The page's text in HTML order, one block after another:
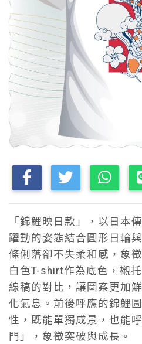
「錦鯉映日款」，以日本
躍動的姿態結合圓形日輪
條俐落卻不失柔和感，象
白色T-shirt作為底色，襯
線稿的對比，讓圖案更加
化氣息。前後呼應的錦鯉
性，既能單獨成景，也能
門」，象徵突破與成長。